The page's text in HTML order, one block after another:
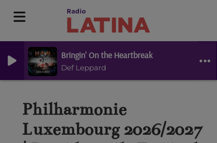
Bringin' On the Heartbreak
Def Leppard
Philharmonie
Luxembourg 2026/2027